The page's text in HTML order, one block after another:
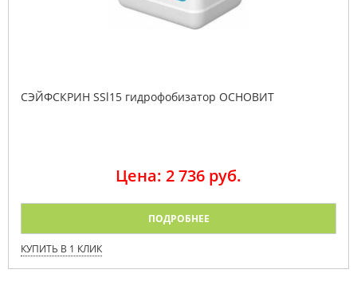
СЭЙФСКРИН SSl15 гидрофобизатор ОСНОВИТ
Цена: 2 736 руб.
ПОДРОБНЕЕ
КУПИТЬ В 1 КЛИК